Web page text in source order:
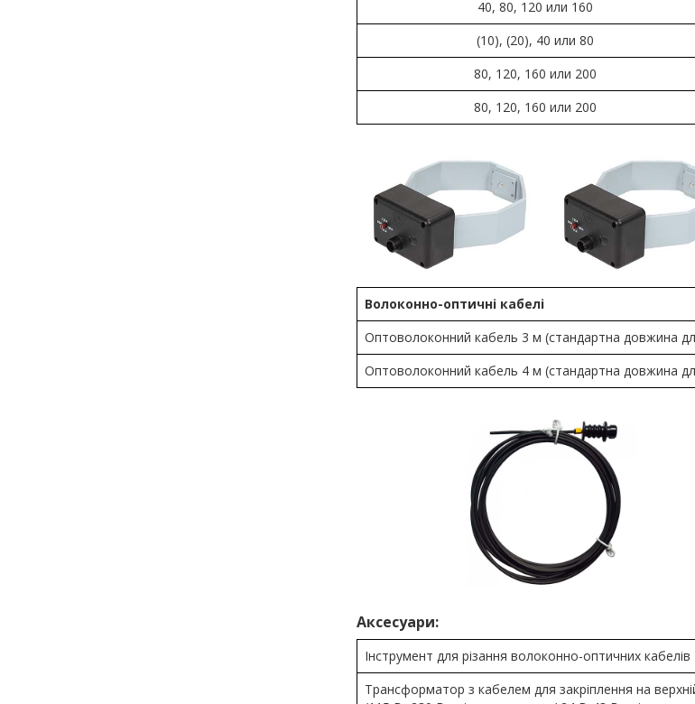
40, 80, 120 или 160
(10), (20), 40 или 80
80, 120, 160 или 200
80, 120, 160 или 200
Волоконно-оптичні кабелі
Оптоволоконний кабель 3 м (стандартна довжина
Оптоволоконний кабель 4 м (стандартна довжина
Аксесуари:
Інструмент для різання волоконно-оптичних кабелів
Трансформатор з кабелем для закріплення на